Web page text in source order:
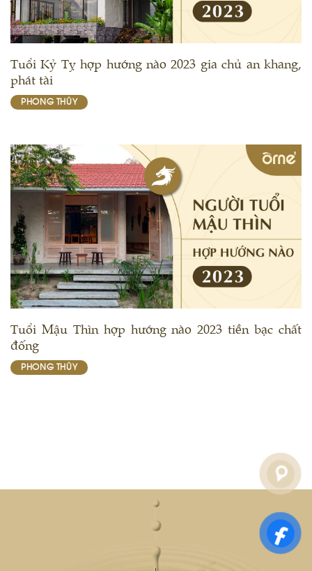
PHONG THỦY
Tuổi Kỷ Tỵ hợp hướng nào 2023 gia chủ an khang,
phát tài
PHONG THỦY
Tuổi Mậu Thìn hợp hướng nào 2023 tiền bạc chất
đống